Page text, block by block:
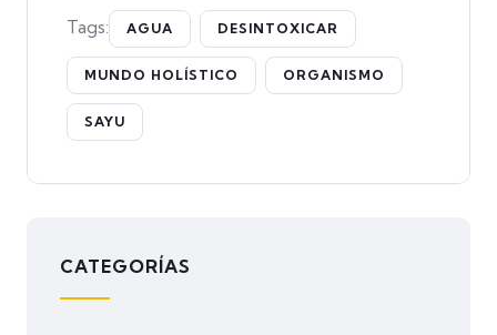
Tags: AGUA DESINTOXICAR
MUNDO HOLÍSTICO ORGANISMO
SAYU
CATEGORÍAS